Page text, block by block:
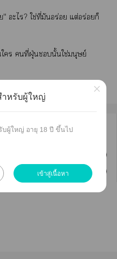
ะไ? ใช่ที่มันอร่อย แต่อร่อยก็
ใ คนที่ฝุ่นนั้นใช่มนุษย์
ติดตาม
ำหรับผู้ใหญ่
บผู้ใหญ่ อายุ 18 ปี ขึ้นไป
เข้าสู่เนื้อหา
×